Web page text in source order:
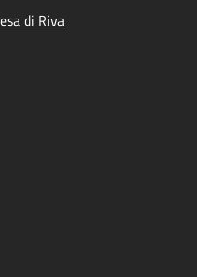
di Riva